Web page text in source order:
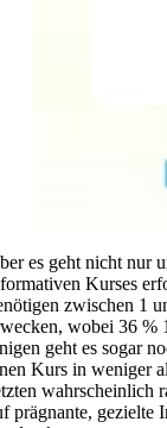
es geht nicht nur
Kurses
zwischen 1
wobei 36 %
geht es sogar
Kurs in weniger
wahrscheinlich
prägnante, gezielte